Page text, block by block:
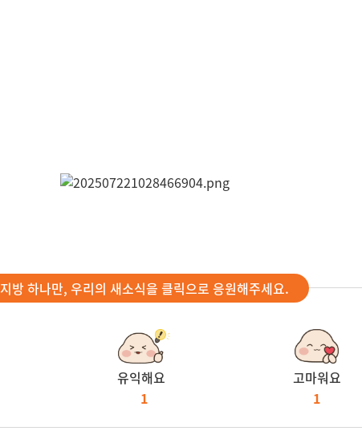
지방 하나만, 우리의 새소식을 클릭으로 응원해주세요.
유익해요
1
고마워요
1